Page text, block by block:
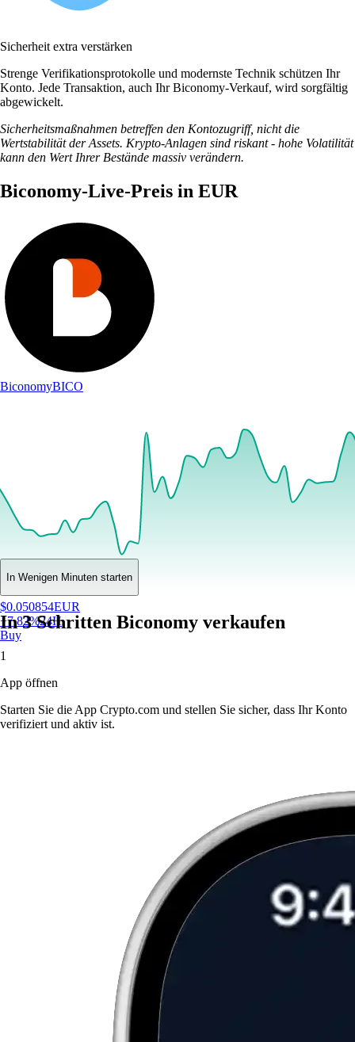
Sicherheit extra verstärken
Strenge Verifikationsprotokolle und modernste Technik schützen Ihr
Konto. Jede Transaktion, auch Ihr Biconomy-Verkauf, wird sorgfältig
abgewickelt.
Sicherheitsmaßnahmen betreffen den Kontozugriff, nicht die
Wertstabilität der Assets. Krypto-Anlagen sind riskant - hohe Volatilität
kann den Wert Ihrer Bestände massiv verändern.
Biconomy-Live-Preis in EUR
BiconomyBICO
$0.050854EUR
+7.82%24H
Buy
In Wenigen Minuten starten
In 3 Schritten Biconomy verkaufen
1
App öffnen
Starten Sie die App Crypto.com und stellen Sie sicher, dass Ihr Konto
verifiziert und aktiv ist.